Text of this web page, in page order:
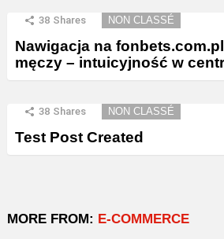
38 Shares NON CLASSÉ
Nawigacja na
męczy – intuicyjność w
38 Shares NON CLASSÉ
Test Post Created
MORE FROM: E-COMMERCE